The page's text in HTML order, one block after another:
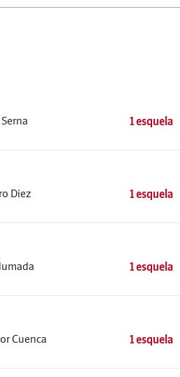
1 esquela
Diez 1 esquela
1 esquela
Cuenca 1 esquela